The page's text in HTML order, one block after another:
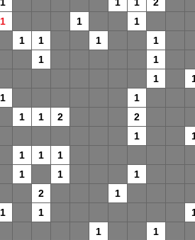
1 1
1
1 1 1
1
1
1
1
1
1
1 1 2
2
1
1 1
1
1 1
1
2
1
1 1
1
1